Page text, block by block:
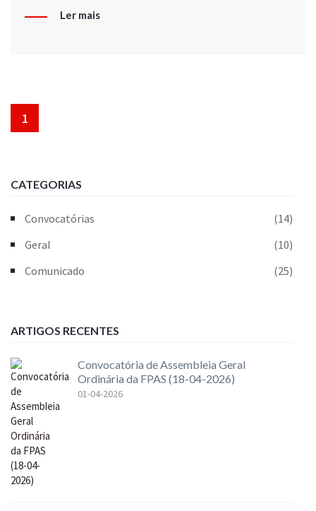
Ler mais
1
CATEGORIAS
Convocatórias
(14)
Geral
(10)
Comunicado
(25)
ARTIGOS RECENTES
Convocatória de Assembleia Geral
Ordinária da FPAS (18-04-2026)
01-04-2026